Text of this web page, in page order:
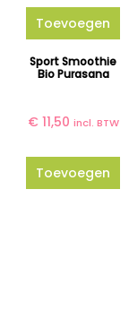
Toevoegen
Sport Smoothie
Bio Purasana
€11,50 incl. BTW
Toevoegen